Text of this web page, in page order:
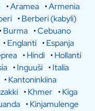
•Aramea •Armenia
•Berberi (kabyli)
•Burma •Cebuano
•Englanti •Espanja
•Hindi •Hollanti
•Inguuši •Italia
•Kantoninkiina
•Khmer •Kiga
•Kinjamulenge